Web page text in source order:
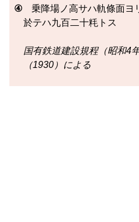
④ 乗降場ノ高サハ軌條面ヨ
於テハ九百二十粍トス
国有鉄道建設規程（昭和
（1930）による